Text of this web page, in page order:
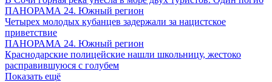
ПАНОРАМА 24. Южный регион
Четырех молодых кубанцев задержали за нацистское
приветствие
ПАНОРАМА 24. Южный регион
Краснодарские полицейские нашли школьницу, жестоко
расправившуюся с голубем
Показать ещё